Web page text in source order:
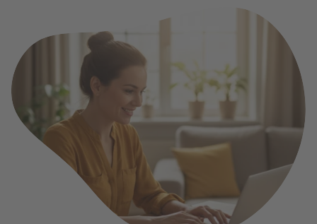
Makelaardij
Alles gerelateerd aan de huizenmarkt
Notariaat & Boekhouding
Notaris, accountant, boekhouding
Raamkozijnen & Dakkapellen
Ramen, kozijnen, deuren en dakkapellen